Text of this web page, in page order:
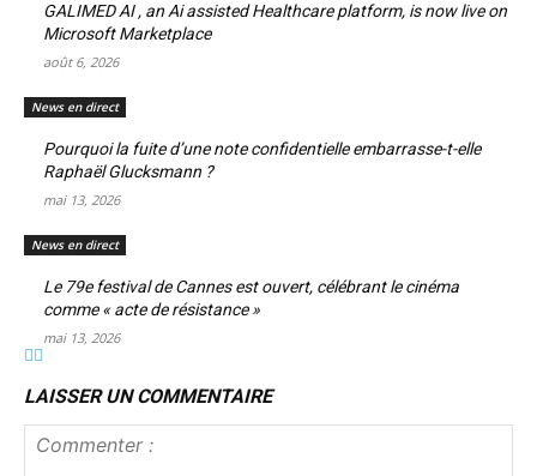
GALIMED AI , an Ai assisted Healthcare platform, is now live on
Microsoft Marketplace
août 6, 2026
News en direct
Pourquoi la fuite d’une note confidentielle embarrasse-t-elle
Raphaël Glucksmann ?
mai 13, 2026
News en direct
Le 79e festival de Cannes est ouvert, célébrant le cinéma
comme « acte de résistance »
mai 13, 2026
LAISSER UN COMMENTAIRE